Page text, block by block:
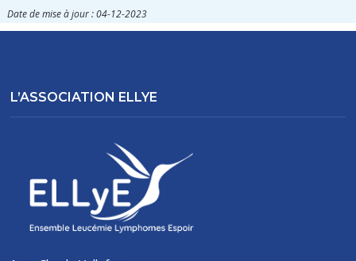
Date de mise à jour : 04-12-2023
L’ASSOCIATION ELLYE